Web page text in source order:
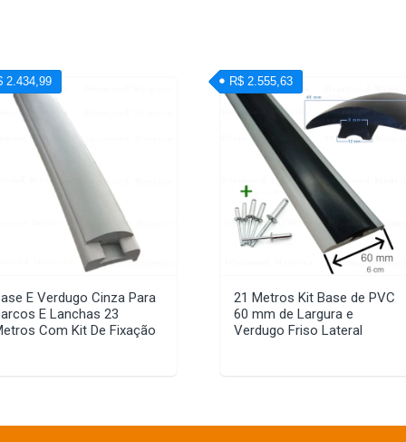
E Verdugo Cinza Para
E Lanchas 23
Com Kit De Fixação
2.434,99
21 Metros Kit Base de PVC
60 mm de Largura e
Verdugo Friso Lateral
R$ 2.555,63